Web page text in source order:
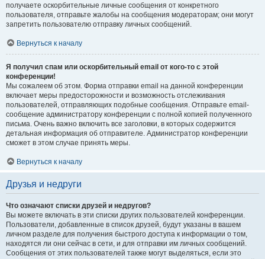
получаете оскорбительные личные сообщения от конкретного
пользователя, отправьте жалобы на сообщения модераторам; они могут
запретить пользователю отправку личных сообщений.
Вернуться к началу
Я получил спам или оскорбительный email от кого-то с этой
конференции!
Мы сожалеем об этом. Форма отправки email на данной конференции
включает меры предосторожности и возможность отслеживания
пользователей, отправляющих подобные сообщения. Отправьте email-
сообщение администратору конференции с полной копией полученного
письма. Очень важно включить все заголовки, в которых содержится
детальная информация об отправителе. Администратор конференции
сможет в этом случае принять меры.
Вернуться к началу
Друзья и недруги
Что означают списки друзей и недругов?
Вы можете включать в эти списки других пользователей конференции.
Пользователи, добавленные в список друзей, будут указаны в вашем
личном разделе для получения быстрого доступа к информации о том,
находятся ли они сейчас в сети, и для отправки им личных сообщений.
Сообщения от этих пользователей также могут выделяться, если это